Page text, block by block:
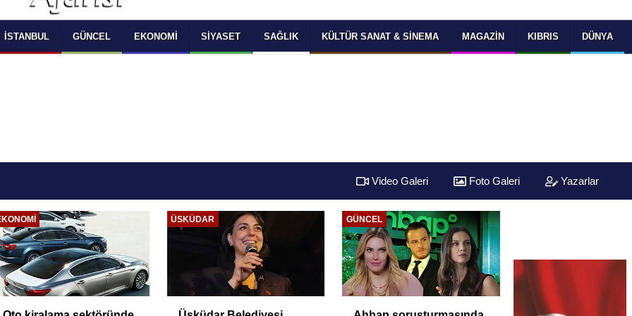
SELECT LANGUAGE YOU WOULD TO READ
OKUMAK İSTEDİĞİNİZ DİLİ SEÇİNİZ
Powered by
Translate
İSTANBUL GÜNCEL EKONOMI SIYASET SAĞLIK KÜLTÜR SANAT & SINEMA MAGAZIN KIBRIS DÜNYA
Video Galeri Foto Galeri Yazarlar
ÜSKÜDAR GÜNCEL